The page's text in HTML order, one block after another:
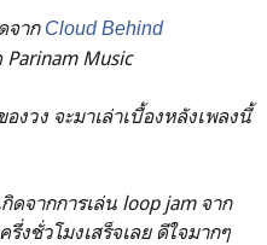
จาก Cloud Behind
Parinam Music
งวง จะมาเล่าเบื้องหลังเพลงนี้
ดจากการเล่น loop jam จาก
งชั่วโมงเสร็จเลย ดีใจมากๆ